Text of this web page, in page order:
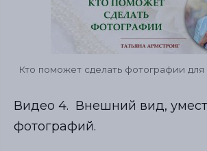
Кто поможет сделать фотографии для
Видео 4. Внешний вид,
фотографий.